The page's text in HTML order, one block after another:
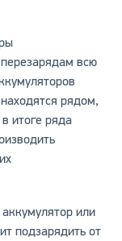
всю
рядом,
итоге ряда
или
подзарядить от